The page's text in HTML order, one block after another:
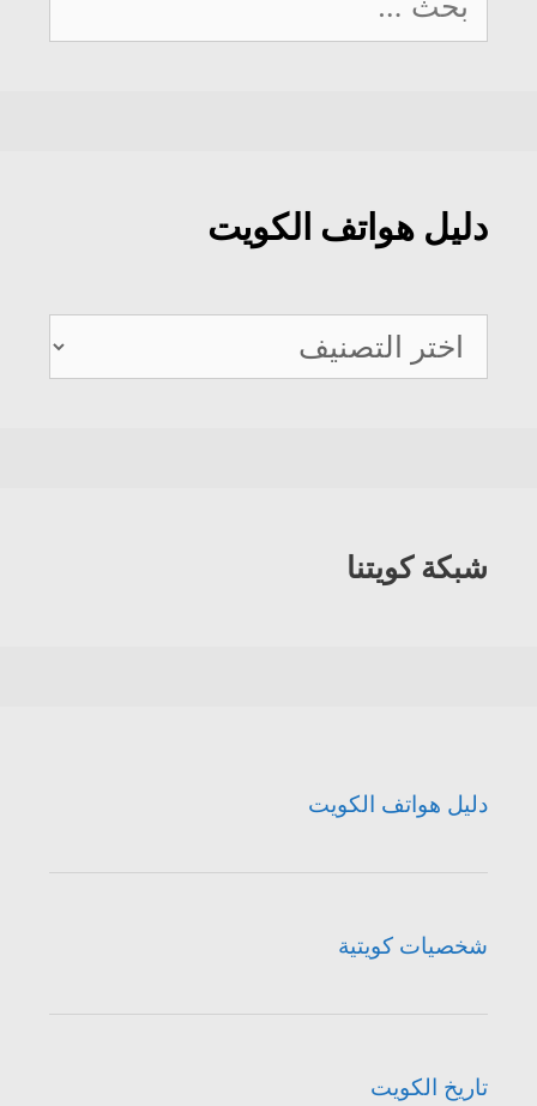
عن:
دليل هواتف الكويت
دليل
هواتف
شبكة كويتنا
دليل هواتف الكويت
شخصيات كويتية
تاريخ الكويت